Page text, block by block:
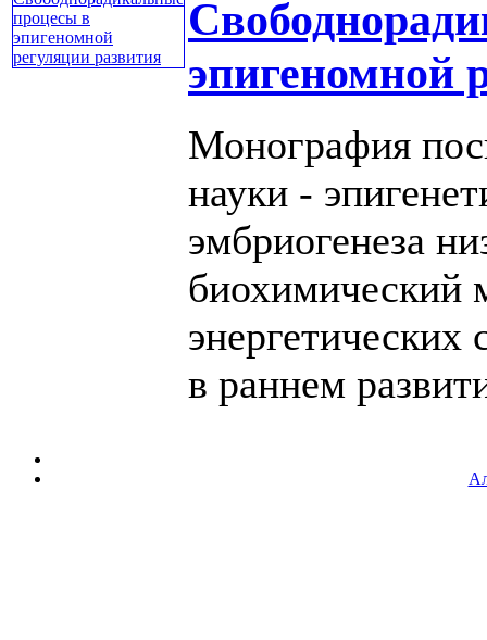
эпигеномной
Монография
науки -
эмбриогенеза
биохимический
энергетических
в раннем